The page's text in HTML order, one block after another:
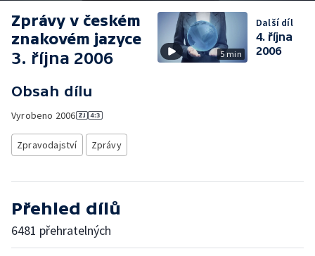
Zprávy v českém
znakovém jazyce
3. října 2006
Obsah dílu
Vyrobeno 2006
Zpravodajství Zprávy
5 min
Další díl
4. října
2006
Přehled dílů
6481 přehratelných